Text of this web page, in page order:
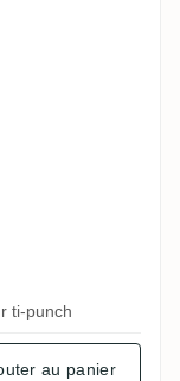
ti-punch
au panier